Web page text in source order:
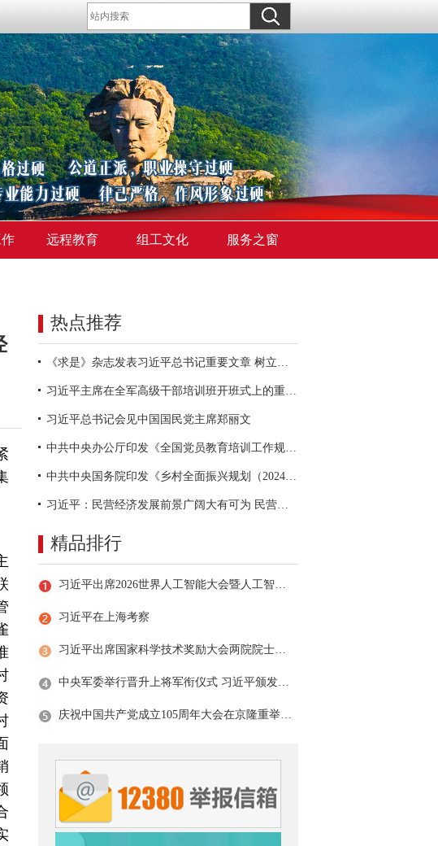
远程教育 组工文化 服务之窗
热点推荐
《求是》杂志发表习近平总书记重要文章 树立和践行正确政绩观
习近平主席在全军高级干部培训班开班式上的重要讲话引领全军开展思想整风、深化政治整训
习近平总书记会见中国国民党主席郑丽文
中共中央办公厅印发《全国党员教育培训工作规划（2024－2028年）》
中共中央国务院印发《乡村全面振兴规划（2024—2027年）》
习近平：民营经济发展前景广阔大有可为 民营企业和民营企业家大显身手正当其时
精品排行
习近平出席2026世界人工智能大会暨人工智能全球治理高级别会议开幕式并发表主旨讲话
习近平在上海考察
习近平出席国家科学技术奖励大会两院院士大会中国科协第十一次全国代表大会并发表重要讲话
中央军委举行晋升上将军衔仪式 习近平颁发命令状并向晋衔的军官表示祝贺
庆祝中国共产党成立105周年大会在京隆重举行 习近平发表重要讲话